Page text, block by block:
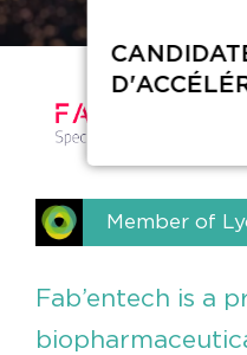
Member of
Fab’entech is a